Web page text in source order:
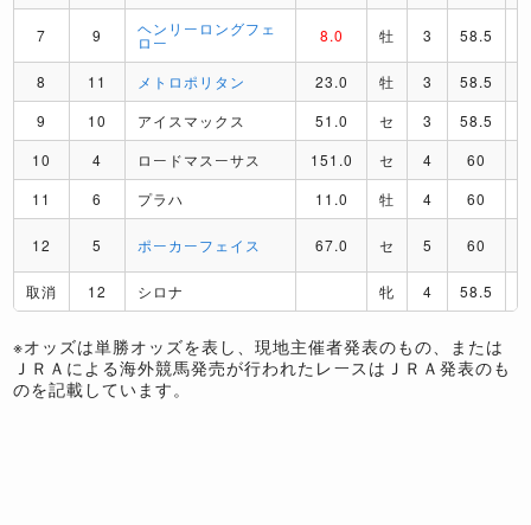
7 9 ヘンリーロングフェ
ロー 8.0 牡 3 58.5
8 11 メトロポリタン 23.0 牡 3 58.5
9
10 アイスマックス 51.0 セ 3 58.5
10
4 ロードマスーサス 151.0 セ 4 60
11
6 プラハ 11.0 牡 4 60
12 5 ポーカーフェイス 67.0 セ 5 60
取消 12 シロナ 牝 4 58.5
※オッズは単勝オッズを表し、現地主催者発表のもの、または
ＪＲＡによる海外競馬発売が行われたレースはＪＲＡ発表のも
のを記載しています。